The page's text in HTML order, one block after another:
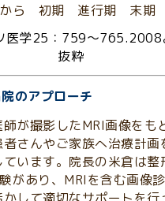
ら 初期 進行期 末期
医学25：759～765.2008
抜粋
のアプローチ
が撮影したMRI画像をも
さんやご家族へ治療計画
います。院長の米倉は整
があり、MRIを含む画像